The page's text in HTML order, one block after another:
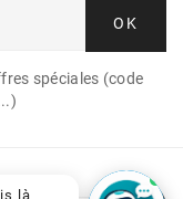
OK
spéciales (code
là